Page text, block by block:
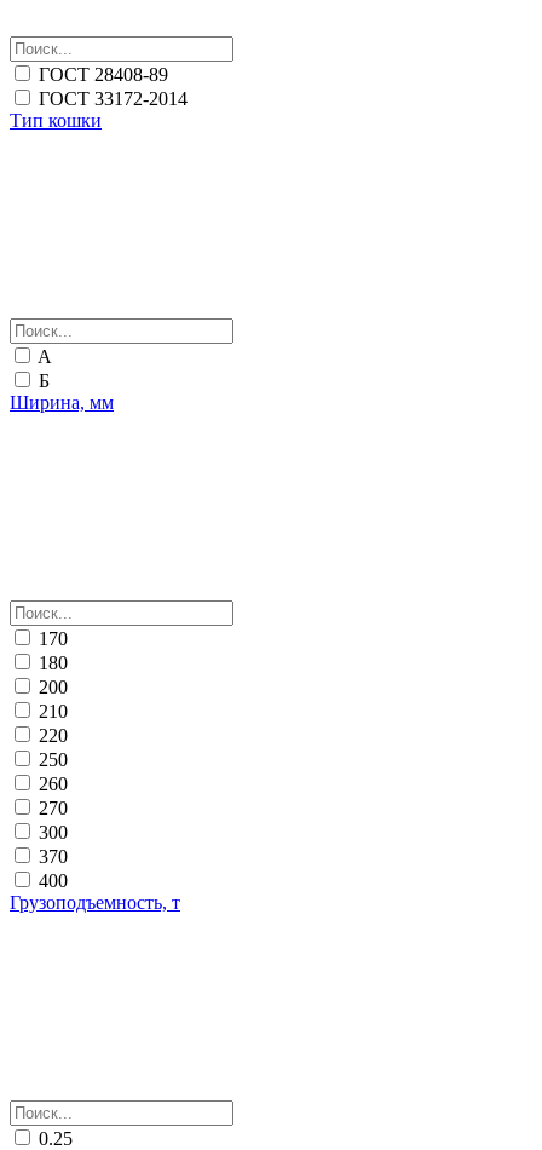
ГОСТ 28408-89
ГОСТ 33172-2014
Тип кошки
A
Б
Ширина, мм
170
180
200
210
220
250
260
270
300
370
400
Грузоподъемность, т
0.25